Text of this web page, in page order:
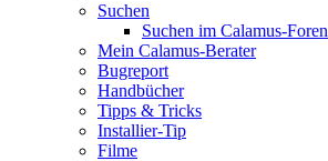
Suchen
Suchen im Calamus-Foren
Mein Calamus-Berater
Bugreport
Handbücher
Tipps & Tricks
Installier-Tip
Filme